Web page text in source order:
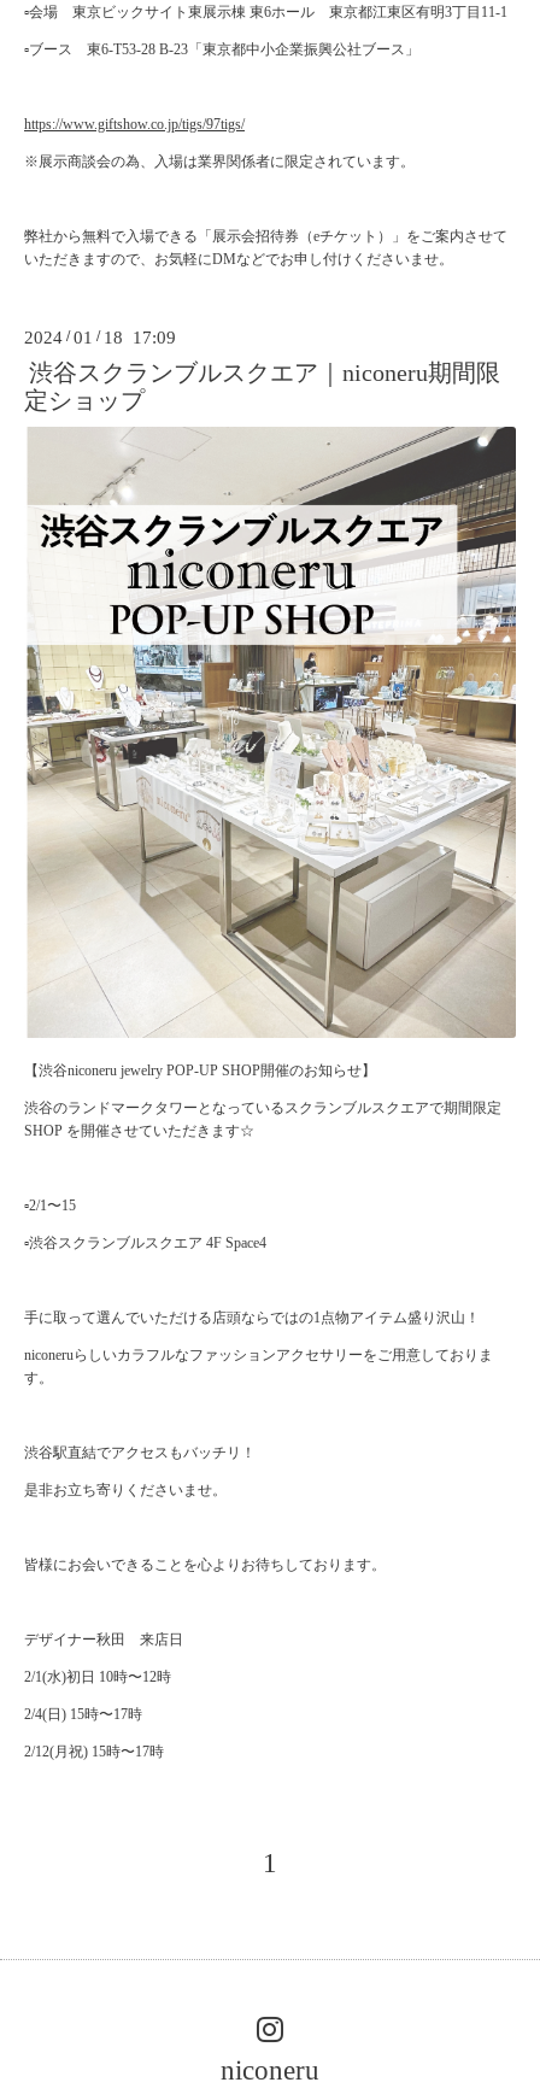
▫️会場 東京ビックサイト東展示棟 東6ホール 東京都江東区有明3丁目11-1
▫️ブース 東6-T53-28 B-23「東京都中小企業振興公社ブース」
https://www.giftshow.co.jp/tigs/97tigs/
※展示商談会の為、入場は業界関係者に限定されています。
弊社から無料で入場できる「展示会招待券（eチケット）」をご案内させて
いただきますので、お気軽にDMなどでお申し付けくださいませ。
2024 /01 / 18 17:09
渋谷スクランブルスクエア｜niconeru期間限
定ショップ
【渋谷niconeru jewelry POP-UP SHOP開催のお知らせ】
渋谷のランドマークタワーとなっているスクランブルスクエアで期間限定
SHOP を開催させていただきます☆
▫️2/1〜15
▫️渋谷スクランブルスクエア 4F Space4
手に取って選んでいただける店頭ならではの1点物アイテム盛り沢山！
niconeruらしいカラフルなファッションアクセサリーをご用意しておりま
す。
渋谷駅直結でアクセスもバッチリ！
是非お立ち寄りくださいませ。
皆様にお会いできることを心よりお待ちしております。
デザイナー秋田 来店日
2/1(水)初日 10時〜12時
2/4(日) 15時〜17時
2/12(月祝) 15時〜17時
1
niconeru